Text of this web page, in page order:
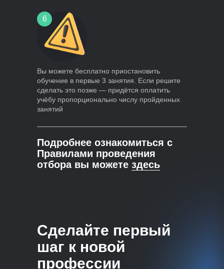
6
Подробнее ознакомиться с
Правилами проведения
отбора вы можете здесь
Вы можете бесплатно приостановить
обучение в первые 3 занятия. Если решите
сделать это позже — придётся оплатить
учёбу пропорционально числу пройденных
занятий
Сделайте первый
шаг к новой
профессии